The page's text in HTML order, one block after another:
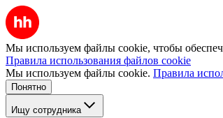
Мы используем файлы cookie, чтобы
Правила использования файлов cookie
Мы используем файлы cookie. Правила
Понятно
Ищу сотрудника